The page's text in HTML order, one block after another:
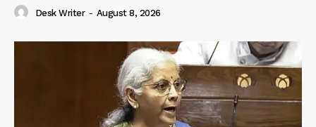
Desk Writer - August 8, 2026